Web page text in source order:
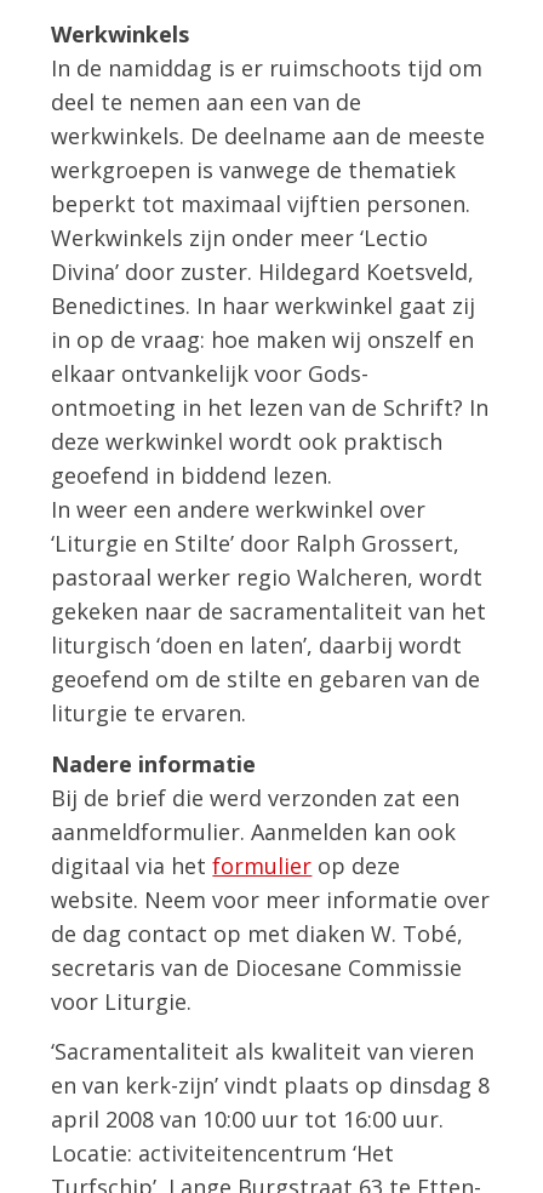
Werkwinkels
In de namiddag is er ruimschoots tijd om
deel te nemen aan een van de
werkwinkels. De deelname aan de meeste
werkgroepen is vanwege de thematiek
beperkt tot maximaal vijftien personen.
Werkwinkels zijn onder meer ‘Lectio
Divina’ door zuster. Hildegard Koetsveld,
Benedictines. In haar werkwinkel gaat zij
in op de vraag: hoe maken wij onszelf en
elkaar ontvankelijk voor Gods-
ontmoeting in het lezen van de Schrift? In
deze werkwinkel wordt ook praktisch
geoefend in biddend lezen.
In weer een andere werkwinkel over
‘Liturgie en Stilte’ door Ralph Grossert,
pastoraal werker regio Walcheren, wordt
gekeken naar de sacramentaliteit van het
liturgisch ‘doen en laten’, daarbij wordt
geoefend om de stilte en gebaren van de
liturgie te ervaren.
Nadere informatie
Bij de brief die werd verzonden zat een
aanmeldformulier. Aanmelden kan ook
digitaal via hetformulier op deze
website. Neem voor meer informatie over
de dag contact op met diaken W. Tobé,
secretaris van de Diocesane Commissie
voor Liturgie.
‘Sacramentaliteit als kwaliteit van vieren
en van kerk-zijn’ vindt plaats op dinsdag 8
april 2008 van 10:00 uur tot 16:00 uur.
Locatie: activiteitencentrum ‘Het